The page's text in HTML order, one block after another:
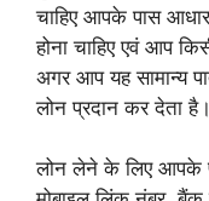
चाहिए आपके पास
होना चाहिए एवं आप
अगर आप यह सामान्य
लोन प्रदान कर देता है।
लोन लेने के लिए आपके